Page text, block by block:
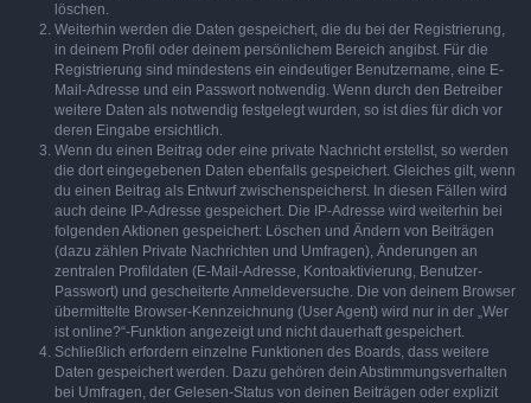
löschen.
Weiterhin werden die Daten gespeichert, die du bei der Registrierung,
in deinem Profil oder deinem persönlichem Bereich angibst. Für die
Registrierung sind mindestens ein eindeutiger Benutzername, eine E-
Mail-Adresse und ein Passwort notwendig. Wenn durch den Betreiber
weitere Daten als notwendig festgelegt wurden, so ist dies für dich vor
deren Eingabe ersichtlich.
Wenn du einen Beitrag oder eine private Nachricht erstellst, so werden
die dort eingegebenen Daten ebenfalls gespeichert. Gleiches gilt, wenn
du einen Beitrag als Entwurf zwischenspeicherst. In diesen Fällen wird
auch deine IP-Adresse gespeichert. Die IP-Adresse wird weiterhin bei
folgenden Aktionen gespeichert: Löschen und Ändern von Beiträgen
(dazu zählen Private Nachrichten und Umfragen), Änderungen an
zentralen Profildaten (E-Mail-Adresse, Kontoaktivierung, Benutzer-
Passwort) und gescheiterte Anmeldeversuche. Die von deinem Browser
übermittelte Browser-Kennzeichnung (User Agent) wird nur in der „Wer
ist online?“-Funktion angezeigt und nicht dauerhaft gespeichert.
Schließlich erfordern einzelne Funktionen des Boards, dass weitere
Daten gespeichert werden. Dazu gehören dein Abstimmungsverhalten
bei Umfragen, der Gelesen-Status von deinen Beiträgen oder explizit